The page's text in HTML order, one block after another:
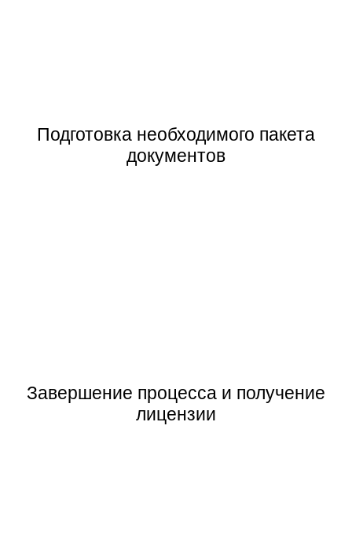
Подготовка необходимого пакета
документов
Завершение процесса и получение
лицензии